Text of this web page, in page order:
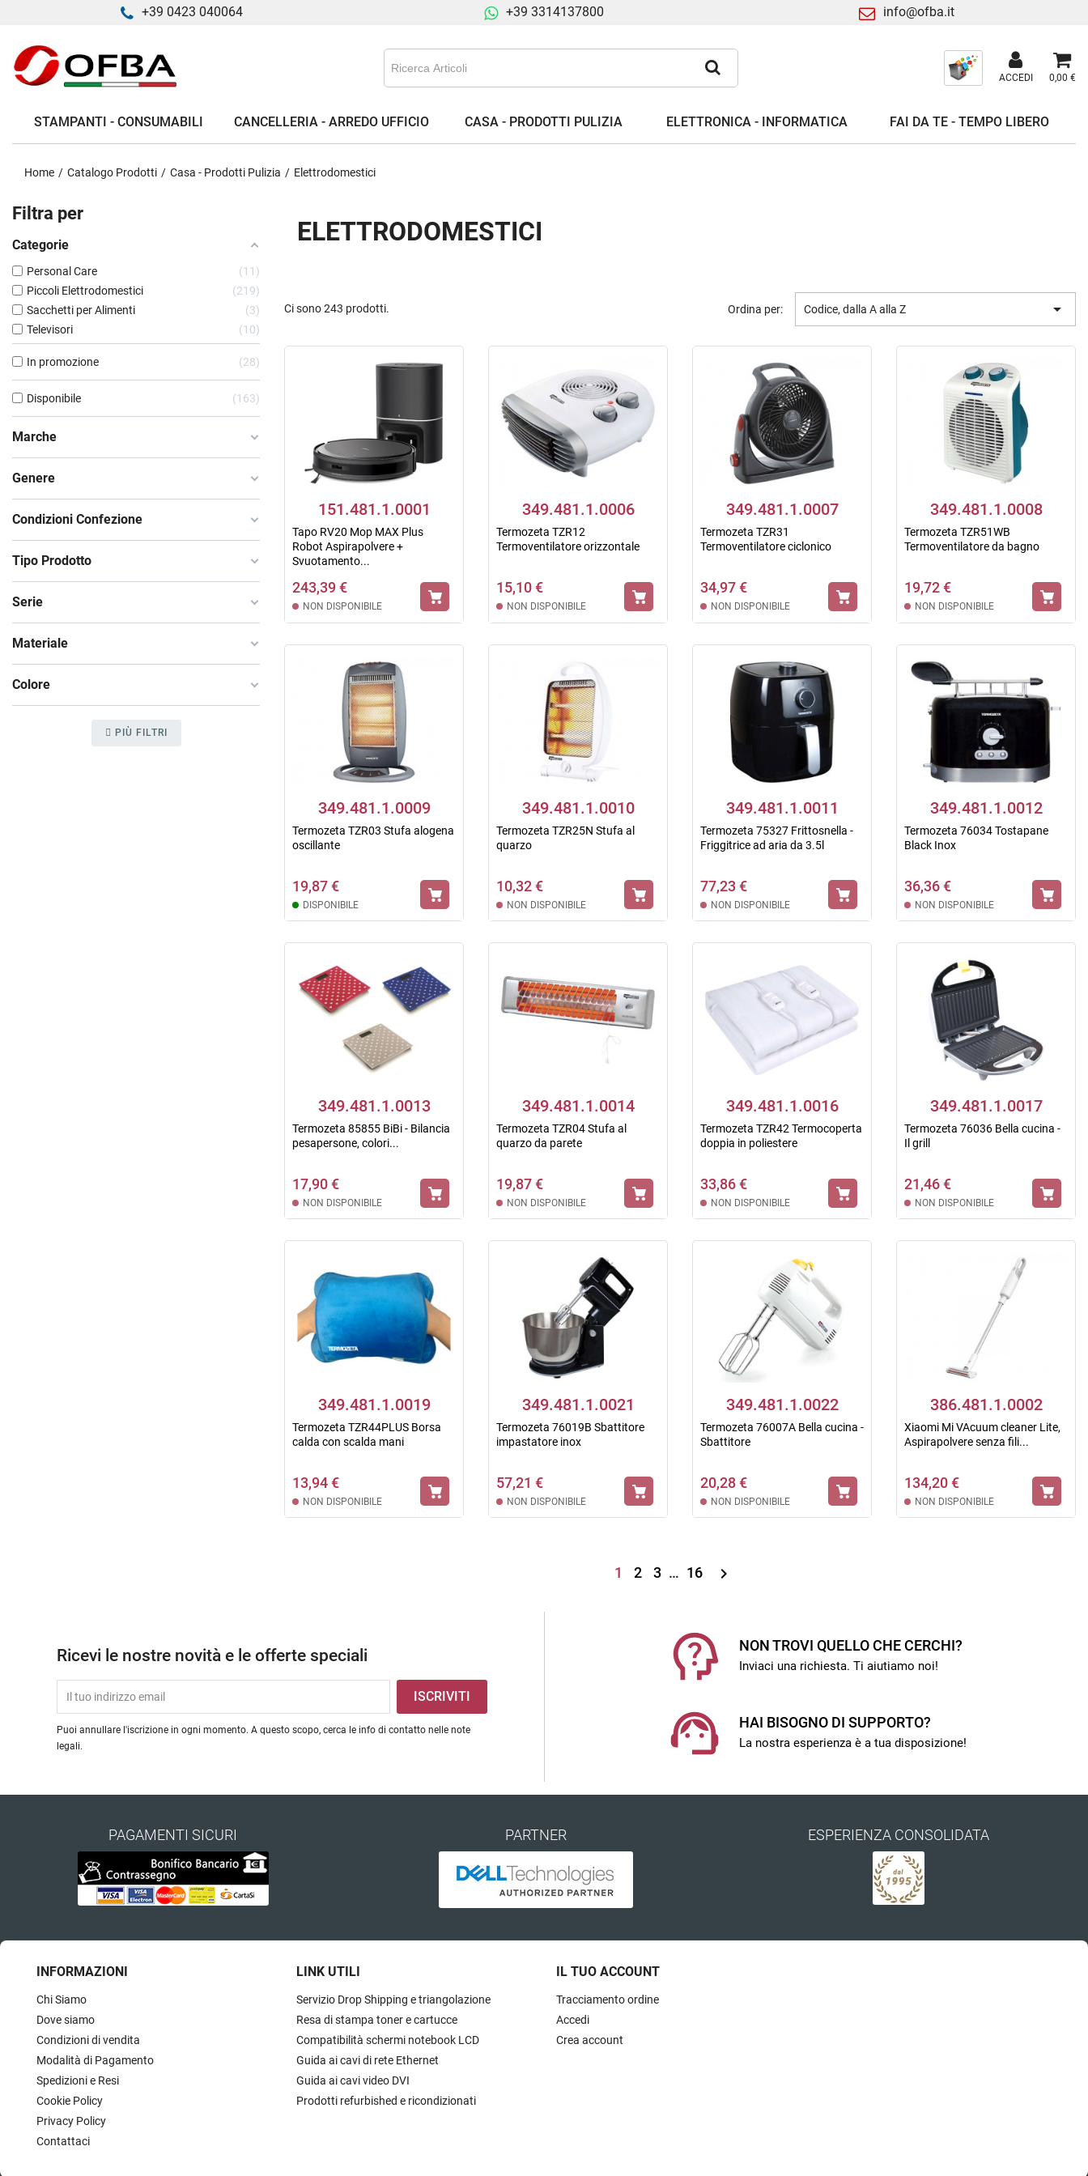
+39 0423 040064 +39 3314137800 info@ofba.it
ACCEDI 0,00 €
STAMPANTI - CONSUMABILI CANCELLERIA - ARREDO UFFICIO CASA - PRODOTTI PULIZIA ELETTRONICA - INFORMATICA FAI DA TE - TEMPO LIBERO
Home Catalogo Prodotti Casa - Prodotti Pulizia Elettrodomestici
Filtra per
Categorie
Personal Care
11
Piccoli Elettrodomestici
219
Sacchetti per Alimenti
3
Televisori
10
In promozione 28
Disponibile 163
Marche
Genere
Condizioni Confezione
Tipo Prodotto
Serie
Materiale
Colore
PIÙ FILTRI
ELETTRODOMESTICI
Ci sono 243 prodotti. Ordina per: Codice, dalla A alla Z 
151.481.1.0001
Tapo RV20 Mop MAX Plus
Robot Aspirapolvere +
Svuotamento...
243,39 €
NON DISPONIBILE
349.481.1.0006
Termozeta TZR12
Termoventilatore orizzontale
15,10 €
NON DISPONIBILE
349.481.1.0007
Termozeta TZR31
Termoventilatore ciclonico
34,97 €
NON DISPONIBILE
349.481.1.0008
Termozeta TZR51WB
Termoventilatore da bagno
19,72 €
NON DISPONIBILE
349.481.1.0009
Termozeta TZR03 Stufa alogena
oscillante
19,87 €
DISPONIBILE
349.481.1.0010
Termozeta TZR25N Stufa al
quarzo
10,32 €
NON DISPONIBILE
349.481.1.0011
Termozeta 75327 Frittosnella -
Friggitrice ad aria da 3.5l
77,23 €
NON DISPONIBILE
349.481.1.0012
Termozeta 76034 Tostapane
Black Inox
36,36 €
NON DISPONIBILE
349.481.1.0013
Termozeta 85855 BiBi - Bilancia
pesapersone, colori...
17,90 €
NON DISPONIBILE
349.481.1.0014
Termozeta TZR04 Stufa al
quarzo da parete
19,87 €
NON DISPONIBILE
349.481.1.0016
Termozeta TZR42 Termocoperta
doppia in poliestere
33,86 €
NON DISPONIBILE
349.481.1.0017
Termozeta 76036 Bella cucina -
Il grill
21,46 €
NON DISPONIBILE
349.481.1.0019
Termozeta TZR44PLUS Borsa
calda con scalda mani
13,94 €
NON DISPONIBILE
349.481.1.0021
Termozeta 76019B Sbattitore
impastatore inox
57,21 €
NON DISPONIBILE
349.481.1.0022
Termozeta 76007A Bella cucina -
Sbattitore
20,28 €
NON DISPONIBILE
386.481.1.0002
Xiaomi Mi VAcuum cleaner Lite,
Aspirapolvere senza fili...
134,20 €
NON DISPONIBILE
1 2 3 … 16 
Ricevi le nostre novità e le offerte speciali
Puoi annullare l'iscrizione in ogni momento. A questo scopo, cerca le info di contatto nelle note
legali.
NON TROVI QUELLO CHE CERCHI?
Inviaci una richiesta. Ti aiutiamo noi!
HAI BISOGNO DI SUPPORTO?
La nostra esperienza è a tua disposizione!
PAGAMENTI SICURI PARTNER ESPERIENZA CONSOLIDATA
INFORMAZIONI
Chi Siamo
Dove siamo
Condizioni di vendita
Modalità di Pagamento
Spedizioni e Resi
Cookie Policy
Privacy Policy
Contattaci
LINK UTILI
Servizio Drop Shipping e triangolazione
Resa di stampa toner e cartucce
Compatibilità schermi notebook LCD
Guida ai cavi di rete Ethernet
Guida ai cavi video DVI
Prodotti refurbished e ricondizionati
IL TUO ACCOUNT
Tracciamento ordine
Accedi
Crea account